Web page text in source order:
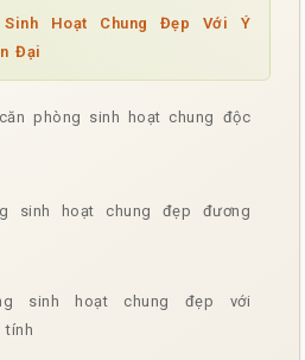
Hoạt Chung Đẹp Với Ý
Đại
phòng sinh hoạt chung độc
sinh hoạt chung đẹp đương
sinh hoạt chung đẹp với
tính